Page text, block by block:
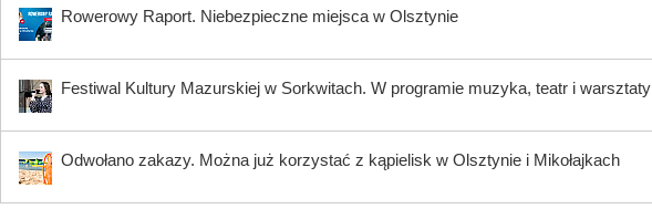
Rowerowy Raport. Niebezpieczne miejsca w Olsztynie
Festiwal Kultury Mazurskiej w Sorkwitach. W programie muzyka, teatr i warsztaty
Odwołano zakazy. Można już korzystać z kąpielisk w Olsztynie i Mikołajkach